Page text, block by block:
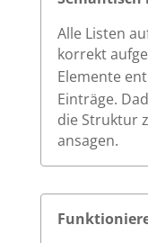
Alle Listen
korrekt
Elemente
Einträge.
die Struktur
ansagen.